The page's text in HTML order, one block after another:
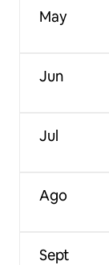
May
Jun
Jul
Ago
Sept